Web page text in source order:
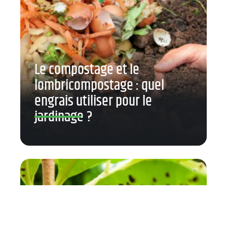
Le compostage et le
lombricompostage : quel
engrais utiliser pour le
jardinage ?